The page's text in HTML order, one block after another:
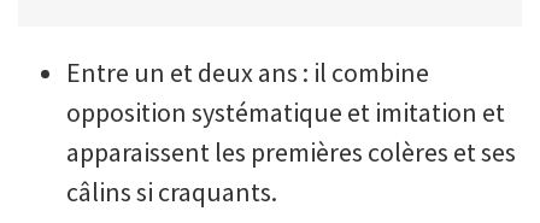
Entre un et deux ans : il combine
opposition systématique et imitation et
apparaissent les premières colères et ses
câlins si craquants.